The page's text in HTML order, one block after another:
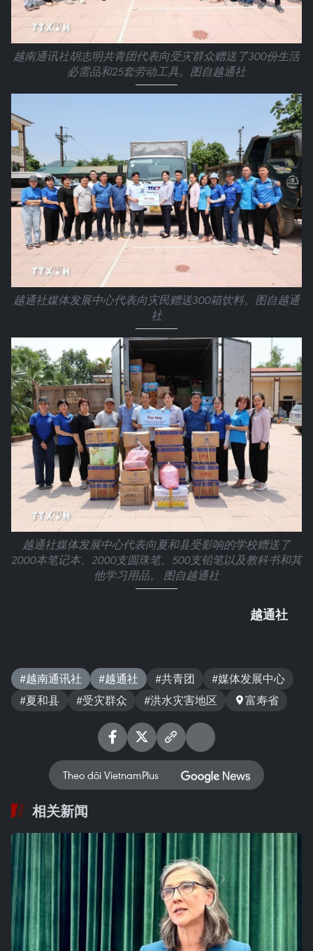
越南通讯社胡志明共青团代表向受灾群众赠送了300份生活
必需品和25套劳动工具。图自越通社
越通社媒体发展中心代表向灾民赠送300箱饮料。图自越通
社
越通社媒体发展中心代表向夏和县受影响的学校赠送了
2000本笔记本、2000支圆珠笔、500支铅笔以及教科书和其
他学习用品。 图自越通社
越通社
#越南通讯社 #越通社 #共青团
#媒体发展中心
#夏和县
#受灾群众 #洪水灾害地区 富寿省
Theo dõi VietnamPlus
相关新闻